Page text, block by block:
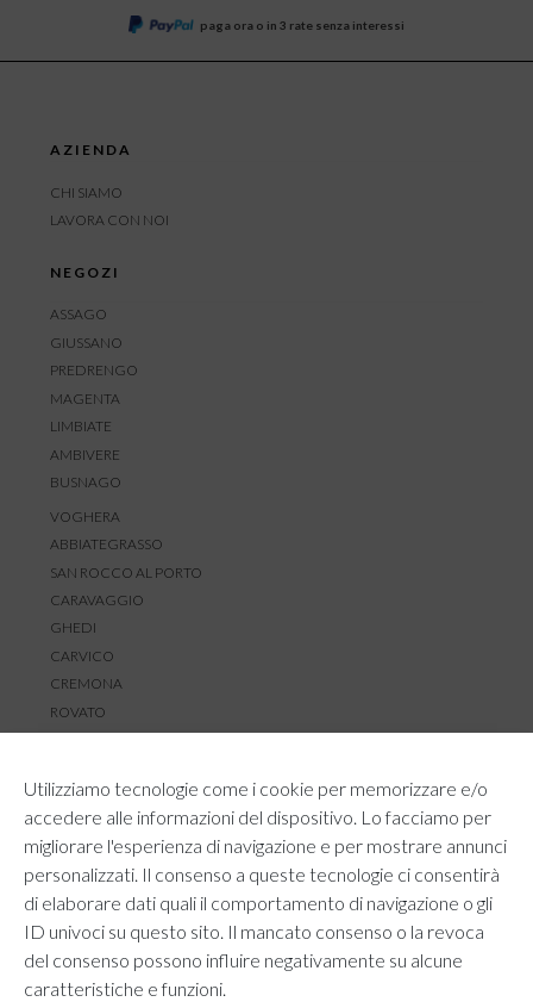
Utilizziamo tecnologie come i cookie per memorizzare e/o
accedere alle informazioni del dispositivo. Lo facciamo per
migliorare l'esperienza di navigazione e per mostrare annunci
personalizzati. Il consenso a queste tecnologie ci consentirà
di elaborare dati quali il comportamento di navigazione o gli
ID univoci su questo sito. Il mancato consenso o la revoca
del consenso possono influire negativamente su alcune
caratteristiche e funzioni.
paga ora o in 3 rate senza interessi
AZIENDA
CHI SIAMO
LAVORA CON NOI
NEGOZI
ASSAGO
GIUSSANO
PREDRENGO
MAGENTA
LIMBIATE
AMBIVERE
BUSNAGO
VOGHERA
ABBIATEGRASSO
SAN ROCCO AL PORTO
CARAVAGGIO
GHEDI
CARVICO
CREMONA
ROVATO
RESI E RIMBORSI
REGOLAMENTO LOYALTY
CONTATTACI